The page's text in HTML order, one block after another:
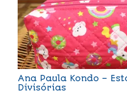
Ana Paula Kondo –
Divisórias